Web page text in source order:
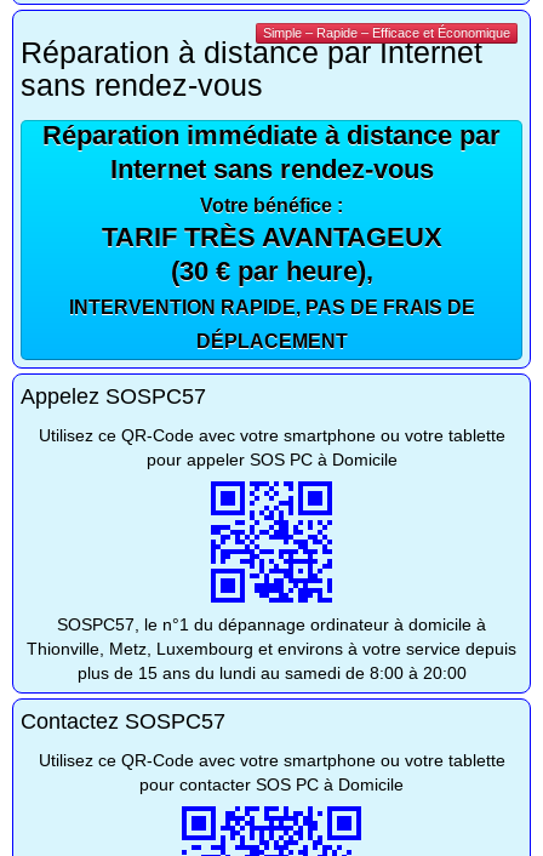
Simple – Rapide – Efficace et Économique
Réparation à distance par Internet
sans rendez-vous
Réparation immédiate à distance par
Internet sans rendez-vous
Votre bénéfice :
TARIF TRÈS AVANTAGEUX
(30 € par heure),
INTERVENTION RAPIDE, PAS DE FRAIS DE
DÉPLACEMENT
Appelez SOSPC57
Utilisez ce QR-Code avec votre smartphone ou votre tablette
pour appeler SOS PC à Domicile
SOSPC57, le n°1 du dépannage ordinateur à domicile à
Thionville, Metz, Luxembourg et environs à votre service depuis
plus de 15 ans du lundi au samedi de 8:00 à 20:00
Contactez SOSPC57
Utilisez ce QR-Code avec votre smartphone ou votre tablette
pour contacter SOS PC à Domicile